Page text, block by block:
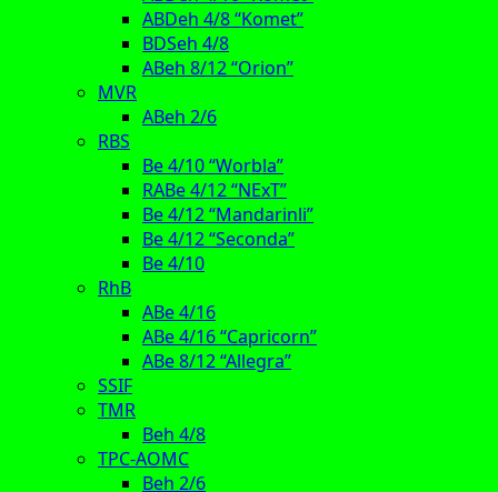
ABDeh 4/8 “Komet”
BDSeh 4/8
ABeh 8/12 “Orion”
MVR
ABeh 2/6
RBS
Be 4/10 “Worbla”
RABe 4/12 “NExT”
Be 4/12 “Mandarinli”
Be 4/12 “Seconda”
Be 4/10
RhB
ABe 4/16
ABe 4/16 “Capricorn”
ABe 8/12 “Allegra”
SSIF
TMR
Beh 4/8
TPC-AOMC
Beh 2/6